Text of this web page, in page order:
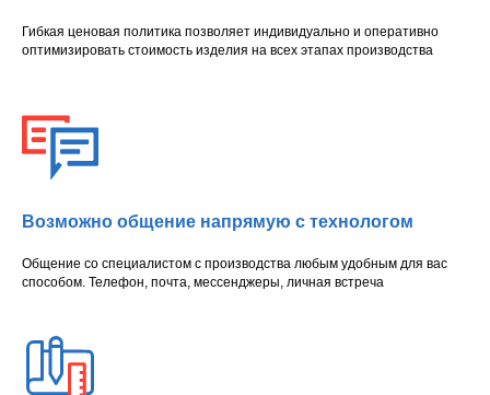
Гибкая ценовая политика позволяет индивидуально и оперативно
оптимизировать стоимость изделия на всех этапах производства
Возможно общение напрямую с технологом
Общение со специалистом с производства любым удобным для вас
способом. Телефон, почта, мессенджеры, личная встреча